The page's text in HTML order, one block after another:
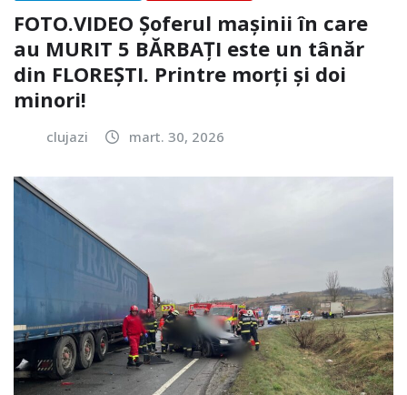
FOTO.VIDEO Șoferul mașinii în care
au MURIT 5 BĂRBAȚI este un tânăr
din FLOREȘTI. Printre morți și doi
minori!
clujazi mart. 30, 2026